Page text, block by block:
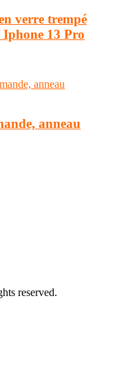
verre trempé
13 Pro
anneau
reserved.